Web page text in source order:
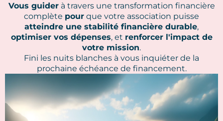
Vous guiderà travers une transformation financière
complète pour que votre association puisse
atteindre une stabilité financière durable,
optimiser vos dépenses, et renforcer l'impact de
votre mission.
Fini les nuits blanches à vous inquiéter de la
prochaine échéance de financement.